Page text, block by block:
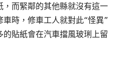
而緊鄰的其他縣就沒有這一
時，修車工人就對此“怪異”
貼紙會在汽車擋風玻琍上留